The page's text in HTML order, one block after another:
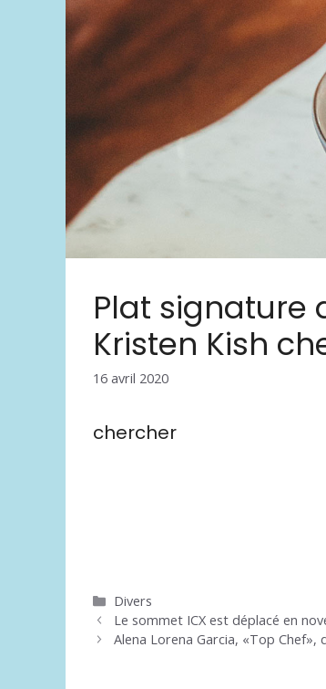
Plat signature
Kristen Kish
16 avril 2020
chercher
Catégories
Divers
Le sommet ICX est déplacé en
Alena Lorena Garcia, «Top Chef»,